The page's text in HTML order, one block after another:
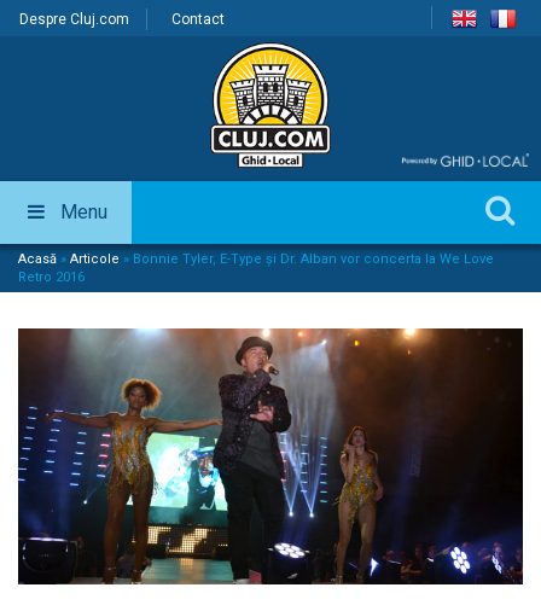
Despre Cluj.com Contact
Menu
Acasă » Articole » Bonnie Tyler, E-Type și Dr. Alban vor concerta la We Love
Retro 2016